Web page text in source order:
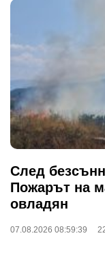
След
Пожарът на
овладян
07.08.2026 08:59:39